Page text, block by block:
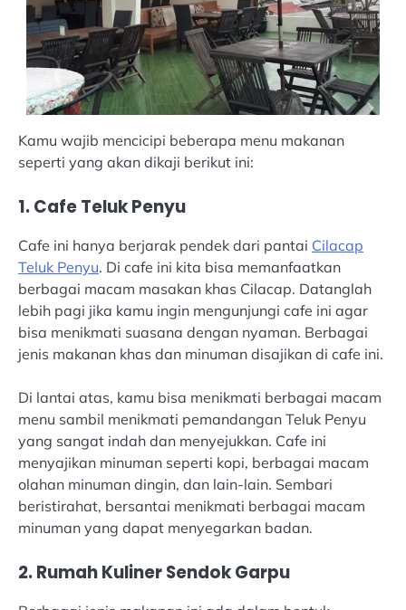
Kamu wajib mencicipi beberapa menu makanan
seperti yang akan dikaji berikut ini:
1. Cafe Teluk Penyu
Cafe ini hanya berjarak pendek dari pantai Cilacap
Teluk Penyu. Di cafe ini kita bisa memanfaatkan
berbagai macam masakan khas Cilacap. Datanglah
lebih pagi jika kamu ingin mengunjungi cafe ini agar
bisa menikmati suasana dengan nyaman. Berbagai
jenis makanan khas dan minuman disajikan di cafe ini.
Di lantai atas, kamu bisa menikmati berbagai macam
menu sambil menikmati pemandangan Teluk Penyu
yang sangat indah dan menyejukkan. Cafe ini
menyajikan minuman seperti kopi, berbagai macam
olahan minuman dingin, dan lain-lain. Sembari
beristirahat, bersantai menikmati berbagai macam
minuman yang dapat menyegarkan badan.
2. Rumah Kuliner Sendok Garpu